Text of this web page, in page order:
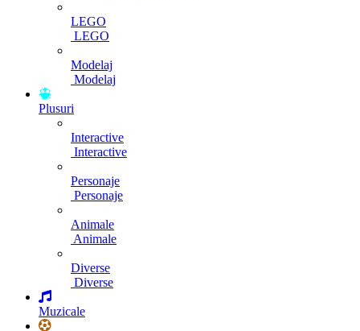
LEGO
LEGO
Modelaj
Modelaj
Plusuri
Interactive
Interactive
Personaje
Personaje
Animale
Animale
Diverse
Diverse
Muzicale